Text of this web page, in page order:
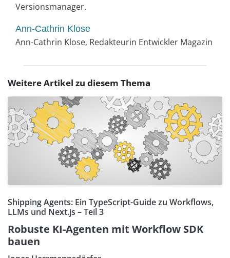
Versionsmanager.
Ann-Cathrin Klose
Ann-Cathrin Klose, Redakteurin Entwickler Magazin
Weitere Artikel zu diesem Thema
Shipping Agents: Ein TypeScript-Guide zu Workflows,
LLMs und Next.js – Teil 3
Robuste KI-Agenten mit Workflow SDK
bauen